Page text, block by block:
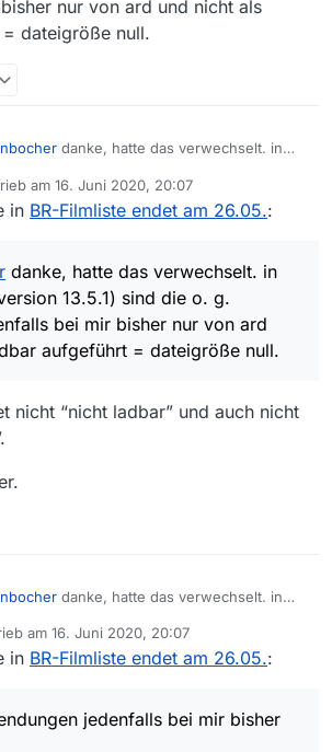
nur von ard und nicht als
dateigröße null.
danke, hatte das verwechselt. in
jedenfalls bei mir bisher nur von ard und
ladbar aufgeführt = dateigröße null.
am 16. Juni 2020, 20:07
editiert von
in BR-Filmliste endet am 26.05.:
danke, hatte das verwechselt. in
13.5.1) sind die o. g.
bei mir bisher nur von ard
aufgeführt = dateigröße null.
nicht “nicht ladbar” und auch nicht
danke, hatte das verwechselt. in
jedenfalls bei mir bisher nur von ard und
ladbar aufgeführt = dateigröße null.
am 16. Juni 2020, 20:07
editiert von
in BR-Filmliste endet am 26.05.:
jedenfalls bei mir bisher